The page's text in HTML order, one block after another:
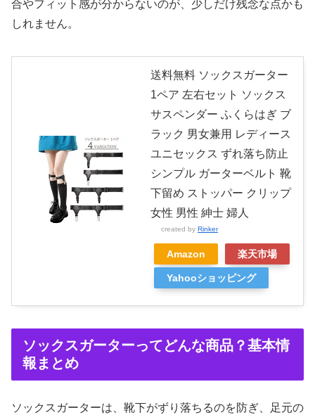
合やフィット感が分からないのが、少しだけ残念な点かも
しれません。
送料無料 ソックスガーター
1ペア 左右セット ソックス
サスペンダー ふくらはぎ ブ
ラック 男女兼用 レディース
ユニセックス ずれ落ち防止
シンプル ガーターベルト 靴
下留め ストッパー クリップ
女性 男性 紳士 婦人
created by Rinker
Amazon 楽天市場
Yahooショッピング
ソックスガーターってどんな商品？基本情
報まとめ
ソックスガーターは、靴下がずり落ちるのを防ぎ、足元の